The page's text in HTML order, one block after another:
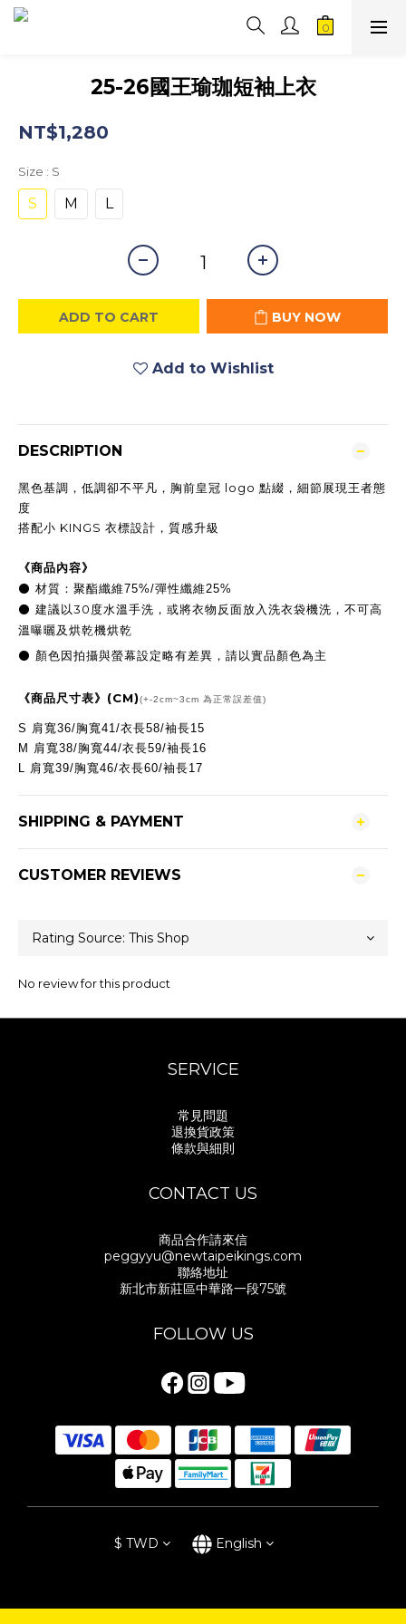
25-26國王瑜珈短袖上衣
NT$1,280
Size : S
S M L
ADD TO CART BUY NOW
Add to Wishlist
DESCRIPTION
黑色基調，低調卻不平凡，胸前皇冠 logo 點綴，細節展現王者態
度
搭配小 KINGS 衣標設計，質感升級
《商品內容》
⚫ 材質： 聚酯纖維75%/彈性纖維25%
⚫ 建議以30 度水溫手洗，或將衣物反面放入洗衣袋機洗，不可高
溫曝曬及烘乾機烘乾
⚫ 顏色因拍攝與螢幕設定略有差異，請以實品顏色為主
《商品尺寸表》 (CM)(+-2cm~3cm 為正常誤差值)
S 肩寬36/胸寬41/衣長58/袖長15
M 肩寬38/胸寬44/衣長59/袖長16
L
肩寬39/胸寬46/衣長60/袖長17
SHIPPING & PAYMENT
CUSTOMER REVIEWS
No review for this product
SERVICE
常見問題
退換貨政策
條款與細則
CONTACT US
商品合作請來信
peggyyu@newtaipeikings.com
聯絡地址
新北市新莊區中華路一段75號
FOLLOW US
$ TWD English